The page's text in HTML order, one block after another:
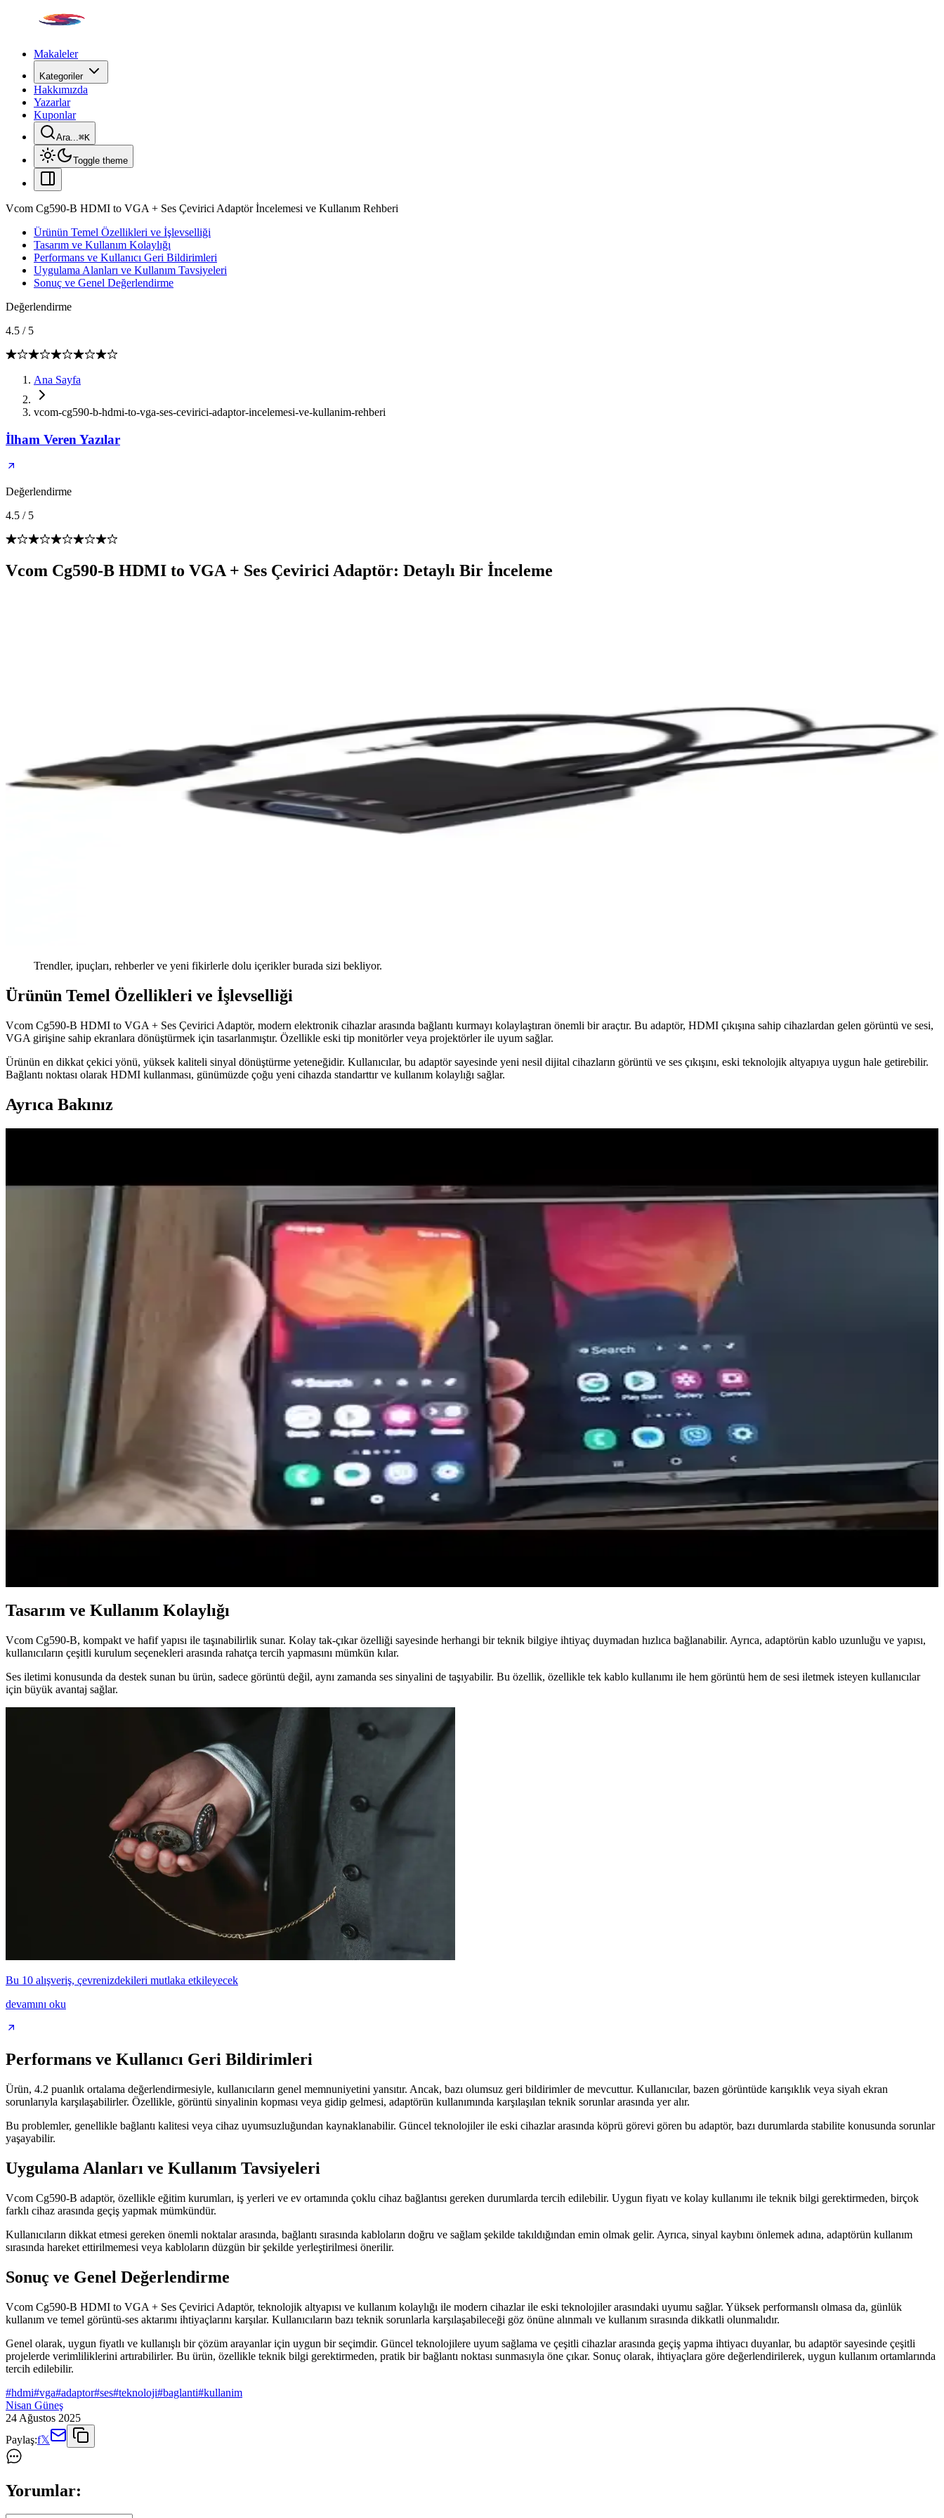
Makaleler
Kategoriler
Hakkımızda
Yazarlar
Kuponlar
Ara...⌘K
Toggle theme
Vcom Cg590-B HDMI to VGA + Ses Çevirici Adaptör İncelemesi ve Kullanım Rehberi
Ürünün Temel Özellikleri ve İşlevselliği
Tasarım ve Kullanım Kolaylığı
Performans ve Kullanıcı Geri Bildirimleri
Uygulama Alanları ve Kullanım Tavsiyeleri
Sonuç ve Genel Değerlendirme
Değerlendirme
4.5 / 5
Ana Sayfa
vcom-cg590-b-hdmi-to-vga-ses-cevirici-adaptor-incelemesi-ve-kullanim-rehberi
İlham Veren Yazılar
Değerlendirme
4.5 / 5
Vcom Cg590-B HDMI to VGA + Ses Çevirici Adaptör: Detaylı Bir İnceleme
Trendler, ipuçları, rehberler ve yeni fikirlerle dolu içerikler burada sizi bekliyor.
Ürünün Temel Özellikleri ve İşlevselliği
Vcom Cg590-B HDMI to VGA + Ses Çevirici Adaptör, modern elektronik cihazlar arasında bağlantı kurmayı kolaylaştıran önemli bir araçtır. Bu adaptör, HDMI çıkışına sahip cihazlardan gelen görüntü ve sesi,
VGA girişine sahip ekranlara dönüştürmek için tasarlanmıştır. Özellikle eski tip monitörler veya projektörler ile uyum sağlar.
Ürünün en dikkat çekici yönü, yüksek kaliteli sinyal dönüştürme yeteneğidir. Kullanıcılar, bu adaptör sayesinde yeni nesil dijital cihazların görüntü ve ses çıkışını, eski teknolojik altyapıya uygun hale getirebilir.
Bağlantı noktası olarak HDMI kullanması, günümüzde çoğu yeni cihazda standarttır ve kullanım kolaylığı sağlar.
Ayrıca Bakınız
Monitör Bağlantı Türleri ve Kullanım Alanları Analizi Güncel Teknolojilerle Birlikte
Bu makalede, HDMI, DisplayPort, VGA ve DVI gibi monitör bağlantı türlerini, özelliklerini ve kullanım alanlarını detaylı şekilde inceleyerek, en uygun bağlantı seçimini yapmanıza yardımcı oluyoruz.
HDMI ve USB Bağlantılarının Güncel Kullanım ve Teknolojik Gelişmeleri
HDMI ve USB bağlantıları, yüksek çözünürlük ve hızlı veri aktarımıyla modern cihazların vazgeçilmezleri haline geliyor. Güncel gelişmeler ve kullanım alanlarıyla bağlantı teknolojileri yakından inceleniyor.
Telefon ve Televizyon Bağlantısında Kablolu Yöntemler ve Kullanılan Teknolojiler
Telefon ve televizyonlar arasındaki kablolu bağlantı yöntemleri, HDMI, VGA ve RCA gibi kablo türleri ile yüksek kalite ve stabil iletişim sağlar. Uygun kablo seçimi ve dikkat edilmesi gerekenler önemli.
MacBook Girişleri ve Bağlantı Noktalarının Güncel Özellikleri ve Teknolojik Evrimi
MacBook'larda USB-C, Thunderbolt ve HDMI portlarının özellikleri, kullanım alanları ve teknolojik gelişmelerle ilgili detaylar. Cihaz bağlantı seçenekleri ve adaptör ihtiyaçları hakkında bilgi edin.
Kablolu Görüntü Aktarımı Yöntemleri ve Akıllı Telefonlarla Uyumlu Çözümler
Kablolu görüntü aktarım yöntemleri, yüksek kalite ve stabilite sunar. HDMI, MHL, SlimPort ve USB-C teknolojileri, telefon ve televizyon uyumluluğunu artırır ve içerik deneyimini geliştirir.
Samsung telefonlarını televizyona bağlama rehberi: adımlar ve ipuçları
Samsung telefonlarınızı televizyona bağlamanın kablosuz ve kablolu yollarını, adımlarını ve ipuçlarını içeren kapsamlı rehber. Uygun bağlantı seçenekleri ve sorun giderme önerileriyle büyük ekran deneyimini
kolayca yaşayın.
Tasarım ve Kullanım Kolaylığı
Vcom Cg590-B, kompakt ve hafif yapısı ile taşınabilirlik sunar. Kolay tak-çıkar özelliği sayesinde herhangi bir teknik bilgiye ihtiyaç duymadan hızlıca bağlanabilir. Ayrıca, adaptörün kablo uzunluğu ve yapısı,
kullanıcıların çeşitli kurulum seçenekleri arasında rahatça tercih yapmasını mümkün kılar.
Ses iletimi konusunda da destek sunan bu ürün, sadece görüntü değil, aynı zamanda ses sinyalini de taşıyabilir. Bu özellik, özellikle tek kablo kullanımı ile hem görüntü hem de sesi iletmek isteyen kullanıcılar
için büyük avantaj sağlar.
Bu 10 alışveriş, çevrenizdekileri mutlaka etkileyecek
devamını oku
Performans ve Kullanıcı Geri Bildirimleri
Ürün, 4.2 puanlık ortalama değerlendirmesiyle, kullanıcıların genel memnuniyetini yansıtır. Ancak, bazı olumsuz geri bildirimler de mevcuttur. Kullanıcılar, bazen görüntüde karışıklık veya siyah ekran
sorunlarıyla karşılaşabilirler. Özellikle, görüntü sinyalinin kopması veya gidip gelmesi, adaptörün kullanımında karşılaşılan teknik sorunlar arasında yer alır.
Bu problemler, genellikle bağlantı kalitesi veya cihaz uyumsuzluğundan kaynaklanabilir. Güncel teknolojiler ile eski cihazlar arasında köprü görevi gören bu adaptör, bazı durumlarda stabilite konusunda sorunlar
yaşayabilir.
Uygulama Alanları ve Kullanım Tavsiyeleri
Vcom Cg590-B adaptör, özellikle eğitim kurumları, iş yerleri ve ev ortamında çoklu cihaz bağlantısı gereken durumlarda tercih edilebilir. Uygun fiyatı ve kolay kullanımı ile teknik bilgi gerektirmeden, birçok
farklı cihaz arasında geçiş yapmak mümkündür.
Kullanıcıların dikkat etmesi gereken önemli noktalar arasında, bağlantı sırasında kabloların doğru ve sağlam şekilde takıldığından emin olmak gelir. Ayrıca, sinyal kaybını önlemek adına, adaptörün kullanım
sırasında hareket ettirilmemesi veya kabloların düzgün bir şekilde yerleştirilmesi önerilir.
Sonuç ve Genel Değerlendirme
Vcom Cg590-B HDMI to VGA + Ses Çevirici Adaptör, teknolojik altyapısı ve kullanım kolaylığı ile modern cihazlar ile eski teknolojiler arasındaki uyumu sağlar. Yüksek performanslı olmasa da, günlük
kullanım ve temel görüntü-ses aktarımı ihtiyaçlarını karşılar. Kullanıcıların bazı teknik sorunlarla karşılaşabileceği göz önüne alınmalı ve kullanım sırasında dikkatli olunmalıdır.
Genel olarak, uygun fiyatlı ve kullanışlı bir çözüm arayanlar için uygun bir seçimdir. Güncel teknolojilere uyum sağlama ve çeşitli cihazlar arasında geçiş yapma ihtiyacı duyanlar, bu adaptör sayesinde çeşitli
projelerde verimliliklerini artırabilirler. Bu ürün, özellikle teknik bilgi gerektirmeden, pratik bir bağlantı noktası sunmasıyla öne çıkar. Sonuç olarak, ihtiyaçlara göre değerlendirilerek, uygun kullanım ortamlarında
tercih edilebilir.
#hdmi#vga#adaptor#ses#teknoloji#baglanti#kullanim
Nisan Güneş
24 Ağustos 2025
Paylaş:f𝕏
Yorumlar: